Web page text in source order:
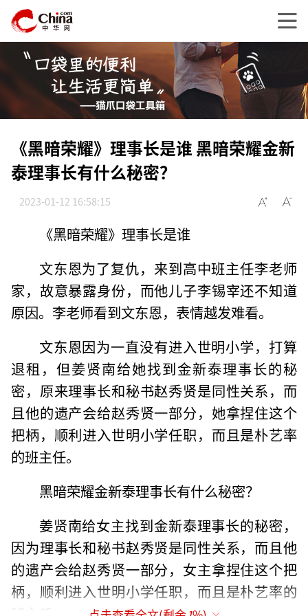
《黑暗荣耀》理事长是谁 黑暗荣耀金新
泰理事长有什么秘密？
2023-01-12 16:58:15
《黑暗荣耀》理事长是谁
文东恩为了复仇，来到高中班主任李老师
家，故意暴露身份，而他儿子李锡宰还不知道
原因。李老师看到文东恩，表情越发难看。
文东恩因为一直没有进入世明小学，打算
退租，但姜贤南给她找到金新泰理事长的秘
密，原来理事长和秘书赵秀贤是同性关系，而
且他的遗产会给赵秀贤一部分，她拿捏住这个
把柄，顺利进入世明小学任职，而且是朴艺率
的班主任。
黑暗荣耀金新泰理事长有什么秘密？
姜贤南给女主找到金新泰理事长的秘密，
因为理事长和秘书赵秀贤是同性关系，而且他
的遗产会给赵秀贤一部分，女主拿捏住这个把
柄，顺利进入世明小学任职，而且是朴艺率的